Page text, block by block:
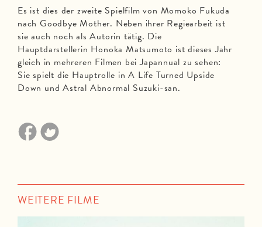
Es ist dies der zweite Spielfilm von Momoko Fukuda
nach Goodbye Mother. Neben ihrer Regiearbeit ist
sie auch noch als Autorin tätig. Die
Hauptdarstellerin Honoka Matsumoto ist dieses Jahr
gleich in mehreren Filmen bei Japannual zu sehen:
Sie spielt die Hauptrolle in A Life Turned Upside
Down und Astral Abnormal Suzuki-san.
WEITERE FILME